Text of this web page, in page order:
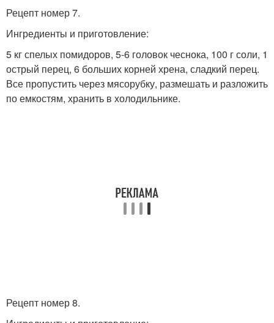
Рецепт номер 7.
Ингредиенты и приготовление:
5 кг спелых помидоров, 5-6 головок чеснока, 100 г соли, 1
острый перец, 6 больших корней хрена, сладкий перец.
Все пропустить через мясорубку, размешать и разложить
по емкостям, хранить в холодильнике.
Рецепт номер 8.